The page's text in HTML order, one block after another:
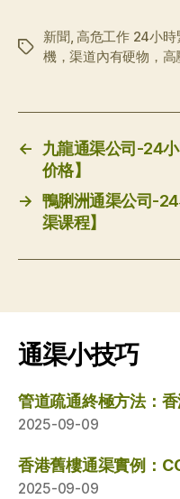
标
新聞, 高危工作 24小時
機，渠道內有硬物，
←
九龍通渠公司-24
价格】
→ 鴨脷洲通渠公司-
渠课程】
通渠小技巧
管道疏通終極方法：
2025-09-09
香港舊樓通渠實例：
2025-09-09